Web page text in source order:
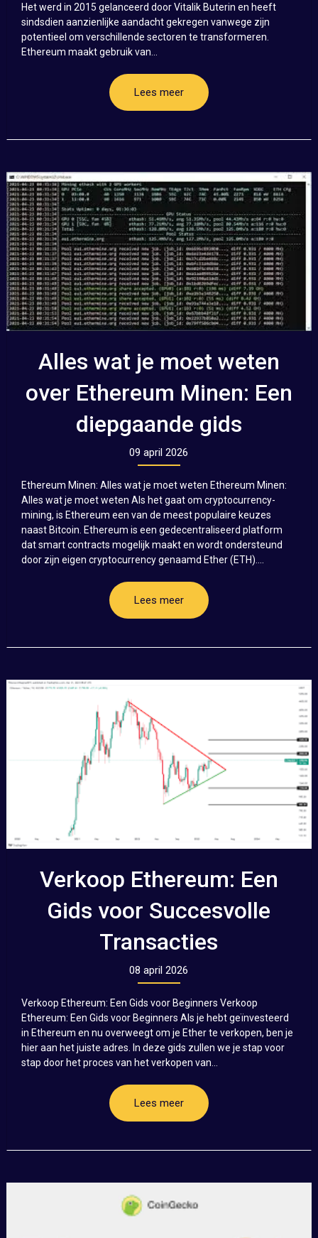
Het werd in 2015 gelanceerd door Vitalik Buterin en heeft
sindsdien aanzienlijke aandacht gekregen vanwege zijn
potentieel om verschillende sectoren te transformeren.
Ethereum maakt gebruik van...
Lees meer
Alles wat je moet weten
over Ethereum Minen: Een
diepgaande gids
09 april 2026
Ethereum Minen: Alles wat je moet weten Ethereum Minen:
Alles wat je moet weten Als het gaat om cryptocurrency-
mining, is Ethereum een van de meest populaire keuzes
naast Bitcoin. Ethereum is een gedecentraliseerd platform
dat smart contracts mogelijk maakt en wordt ondersteund
door zijn eigen cryptocurrency genaamd Ether (ETH)....
Lees meer
Verkoop Ethereum: Een
Gids voor Succesvolle
Transacties
08 april 2026
Verkoop Ethereum: Een Gids voor Beginners Verkoop
Ethereum: Een Gids voor Beginners Als je hebt geïnvesteerd
in Ethereum en nu overweegt om je Ether te verkopen, ben je
hier aan het juiste adres. In deze gids zullen we je stap voor
stap door het proces van het verkopen van...
Lees meer